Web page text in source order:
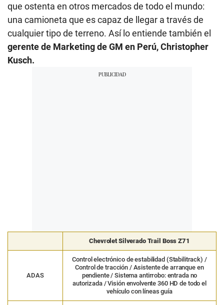
que ostenta en otros mercados de todo el mundo:
una camioneta que es capaz de llegar a través de
cualquier tipo de terreno. Así lo entiende también el
gerente de Marketing de GM en Perú, Christopher
Kusch.
Chevrolet Silverado Trail Boss Z71
ADAS
Control electrónico de estabilidad (Stabilitrack) /
Control de tracción / Asistente de arranque en
pendiente / Sistema antirrobo: entrada no
autorizada / Visión envolvente 360 HD de todo el
vehículo con líneas guía